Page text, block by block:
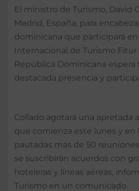
El ministro de Turismo, David
Madrid, España, para
dominicana que participará en
Internacional de Turismo Fitur
República Dominicana espera
destacada presencia y
Collado agotará una apretada
que comienza este lunes y en
pautadas más de 50
se suscribirán acuerdos con
hoteleras y líneas aéreas,
Turismo en un comunicado.